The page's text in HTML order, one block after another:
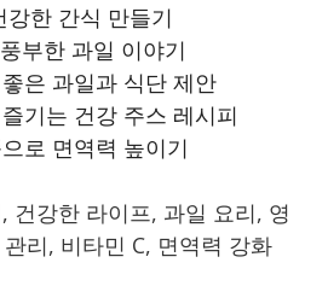
강한 간식 만들기
부한 과일 이야기
은 과일과 식단 제안
기는 건강 주스 레시피
로 면역력 높이기
건강한 라이프, 과일 요리, 영
리, 비타민 C, 면역력 강화